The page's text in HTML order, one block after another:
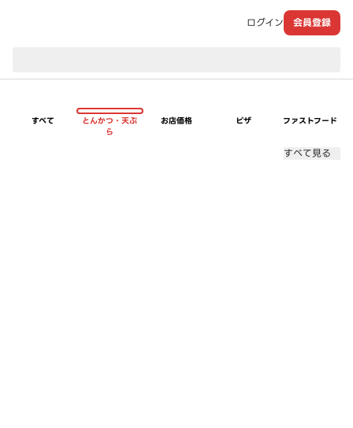
ログイン 会員登録
すべて
とんかつ・天ぷ
ら
お店価格 ピザ ファストフード
すべて見る